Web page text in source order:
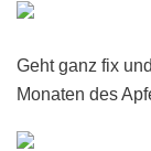
Geht ganz fix
Monaten des